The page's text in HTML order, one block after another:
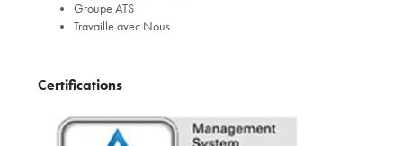
Groupe ATS
Travaille avec Nous
Certifications